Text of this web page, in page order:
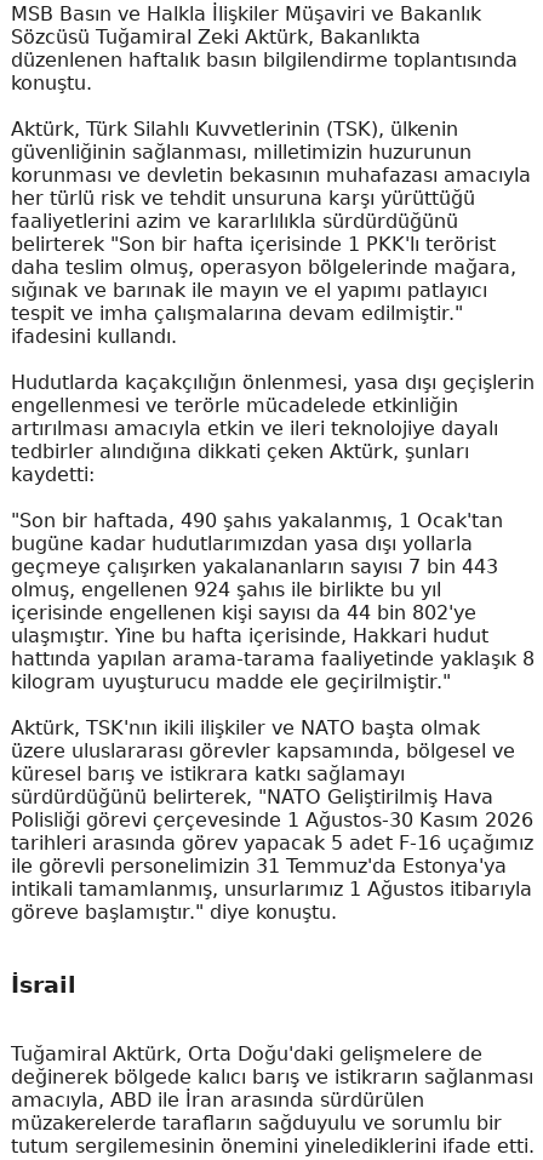
MSB Basın ve Halkla İlişkiler Müşaviri ve Bakanlık
Sözcüsü Tuğamiral Zeki Aktürk, Bakanlıkta
düzenlenen haftalık basın bilgilendirme toplantısında
konuştu.
Aktürk, Türk Silahlı Kuvvetlerinin (TSK), ülkenin
güvenliğinin sağlanması, milletimizin huzurunun
korunması ve devletin bekasının muhafazası amacıyla
her türlü risk ve tehdit unsuruna karşı yürüttüğü
faaliyetlerini azim ve kararlılıkla sürdürdüğünü
belirterek "Son bir hafta içerisinde 1 PKK'lı terörist
daha teslim olmuş, operasyon bölgelerinde mağara,
sığınak ve barınak ile mayın ve el yapımı patlayıcı
tespit ve imha çalışmalarına devam edilmiştir."
ifadesini kullandı.
Hudutlarda kaçakçılığın önlenmesi, yasa dışı geçişlerin
engellenmesi ve terörle mücadelede etkinliğin
artırılması amacıyla etkin ve ileri teknolojiye dayalı
tedbirler alındığına dikkati çeken Aktürk, şunları
kaydetti:
"Son bir haftada, 490 şahıs yakalanmış, 1 Ocak'tan
bugüne kadar hudutlarımızdan yasa dışı yollarla
geçmeye çalışırken yakalananların sayısı 7 bin 443
olmuş, engellenen 924 şahıs ile birlikte bu yıl
içerisinde engellenen kişi sayısı da 44 bin 802'ye
ulaşmıştır. Yine bu hafta içerisinde, Hakkari hudut
hattında yapılan arama-tarama faaliyetinde yaklaşık 8
kilogram uyuşturucu madde ele geçirilmiştir."
Aktürk, TSK'nın ikili ilişkiler ve NATO başta olmak
üzere uluslararası görevler kapsamında, bölgesel ve
küresel barış ve istikrara katkı sağlamayı
sürdürdüğünü belirterek, "NATO Geliştirilmiş Hava
Polisliği görevi çerçevesinde 1 Ağustos-30 Kasım 2026
tarihleri arasında görev yapacak 5 adet F-16 uçağımız
ile görevli personelimizin 31 Temmuz'da Estonya'ya
intikali tamamlanmış, unsurlarımız 1 Ağustos itibarıyla
göreve başlamıştır." diye konuştu.
İsrail
Tuğamiral Aktürk, Orta Doğu'daki gelişmelere de
değinerek bölgede kalıcı barış ve istikrarın sağlanması
amacıyla, ABD ile İran arasında sürdürülen
müzakerelerde tarafların sağduyulu ve sorumlu bir
tutum sergilemesinin önemini yinelediklerini ifade etti.